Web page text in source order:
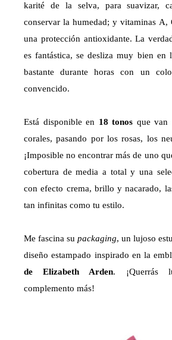
karité de la selva, para suavizar,
conservar la humedad; y vitaminas A,
una protección antioxidante. La
es fantástica, se desliza muy bien en
bastante durante horas con un
convencido.
Está disponible en 18 tonos que van
corales, pasando por los rosas, los
¡Imposible no encontrar más de uno
cobertura de media a total y una
con efecto crema, brillo y nacarado,
tan infinitas como tu estilo.
Me fascina su packaging, un lujoso
diseño estampado inspirado en la
de Elizabeth Arden. ¡Querrás
complemento más!